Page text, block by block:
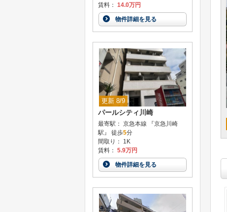
賃料： 14.0万円
物件詳細を見る
更新 8/9
パールシティ川崎
最寄駅： 京急本線 『京急川崎
駅』 徒歩5分
間取り： 1K
賃料： 5.9万円
物件詳細を見る